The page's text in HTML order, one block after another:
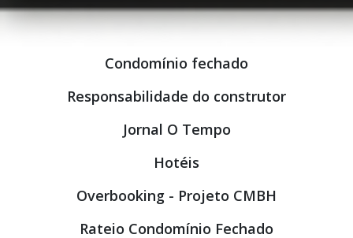
Condomínio fechado
Responsabilidade do construtor
Jornal O Tempo
Hotéis
Overbooking - Projeto CMBH
Rateio Condomínio Fechado